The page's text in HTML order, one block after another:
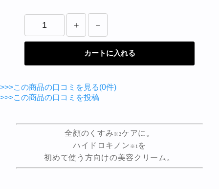
カートに入れる
>>>この商品の口コミを見る(0件)
>>>この商品の口コミを投稿
全顔のくすみ※2ケアに。
ハイドロキノン ※1 を
初めて使う方向けの美容クリーム。